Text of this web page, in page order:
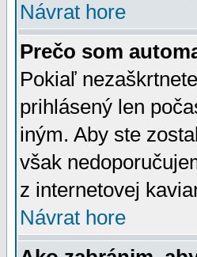
Návrat hore
Prečo som
Pokiaľ
prihlásený len
iným. Aby ste
však
z internetovej
Návrat hore